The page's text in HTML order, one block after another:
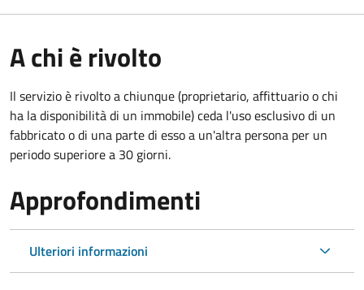
A chi è rivolto
Il servizio è rivolto a chiunque (proprietario, affittuario o chi
ha la disponibilità di un immobile) ceda l'uso esclusivo di un
fabbricato o di una parte di esso a un'altra persona per un
periodo superiore a 30 giorni.
Approfondimenti
Ulteriori informazioni